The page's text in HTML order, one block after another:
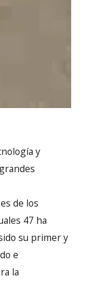
y
de los
47 ha
su primer y
e
la